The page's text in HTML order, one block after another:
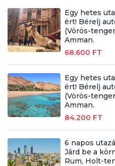
Egy hetes
ért! Bérelj
(Vörös-
Amman.
68.600 FT
Egy hetes
ért! Bérelj
(Vörös-
Amman.
84.200 FT
6 napos
Járd be a
Rum, Holt-